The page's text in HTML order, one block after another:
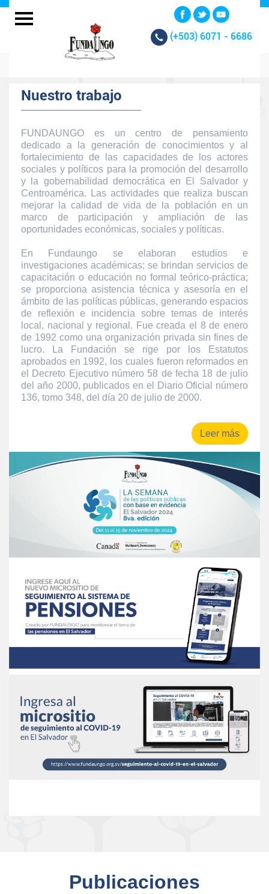
(+503) 6071 - 6686
Nuestro trabajo
FUNDAUNGO es un centro de pensamiento
dedicado a la generación de conocimientos y al
fortalecimiento de las capacidades de los actores
sociales y políticos para la promoción del desarrollo
y la gobernabilidad democrática en El Salvador y
Centroamérica. Las actividades que realiza buscan
mejorar la calidad de vida de la población en un
marco de participación y ampliación de las
oportunidades económicas, sociales y políticas.
En Fundaungo se elaboran estudios e
investigaciones académicas; se brindan servicios de
capacitación o educación no formal teórico-práctica;
se proporciona asistencia técnica y asesoría en el
ámbito de las políticas públicas, generando espacios
de reflexión e incidencia sobre temas de interés
local, nacional y regional. Fue creada el 8 de enero
de 1992 como una organización privada sin fines de
lucro. La Fundación se rige por los Estatutos
aprobados en 1992, los cuales fueron reformados en
el Decreto Ejecutivo número 58 de fecha 18 de julio
del año 2000, publicados en el Diario Oficial número
136, tomo 348, del día 20 de julio de 2000.
Leer más
Publicaciones